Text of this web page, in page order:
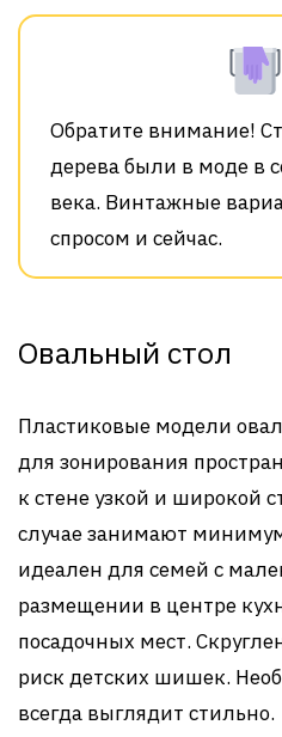
Обратите внимание!
дерева были в моде в
века. Винтажные
спросом и сейчас.
Овальный стол
Пластиковые модели
для зонирования
к стене узкой и широкой
случае занимают
идеален для семей с
размещении в центре
посадочных мест.
риск детских шишек.
всегда выглядит стильно.